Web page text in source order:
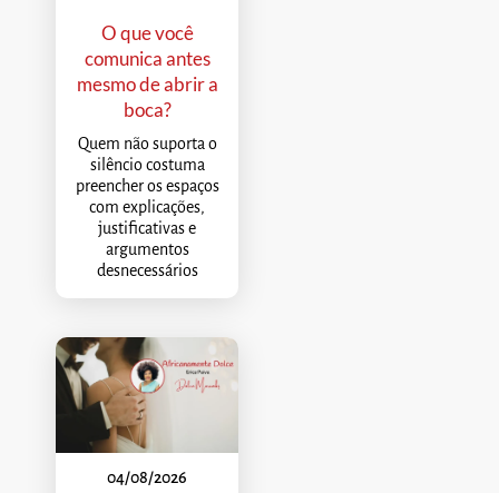
O que você
comunica antes
mesmo de abrir a
boca?
Quem não suporta o
silêncio costuma
preencher os espaços
com explicações,
justificativas e
argumentos
desnecessários
04/08/2026